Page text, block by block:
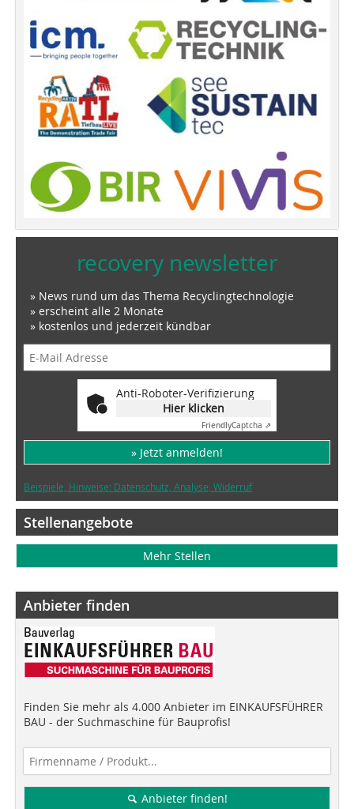
recovery newsletter
» News rund um das Thema Recyclingtechnologie
» erscheint alle 2 Monate
» kostenlos und jederzeit kündbar
Anti-Roboter-Verifizierung
Hier klicken
FriendlyCaptcha ⇗
» Jetzt anmelden!
Beispiele, Hinweise: Datenschutz, Analyse, Widerruf
Stellenangebote
Mehr Stellen
Anbieter finden
Finden Sie mehr als 4.000 Anbieter im EINKAUFSFÜHRER
BAU - der Suchmaschine für Bauprofis!
Anbieter finden!